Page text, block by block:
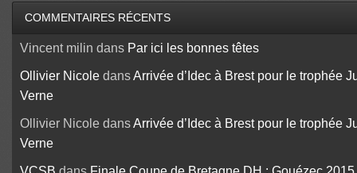
COMMENTAIRES RÉCENTS
Vincent milin dans Par ici les bonnes têtes
Ollivier NicoledansArrivée d’Idec à Brest pour le trophée
Verne
Ollivier NicoledansArrivée d’Idec à Brest pour le trophée
Verne